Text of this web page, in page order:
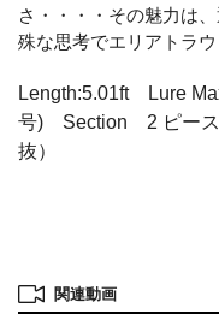
さ・・・・その魅力は
殊な思考でエリアトラ
Length:5.01ft Lure
号) Section 2 ピース
抜）
関連動画